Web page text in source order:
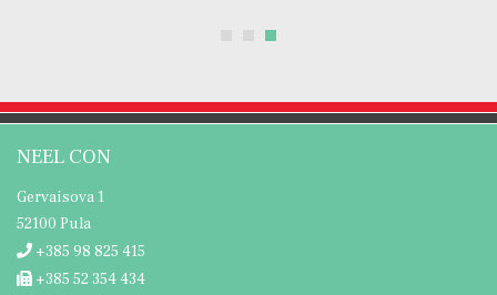
NEEL CON
Gervaisova 1
52100 Pula
+385 98 825 415
+385 52 354 434